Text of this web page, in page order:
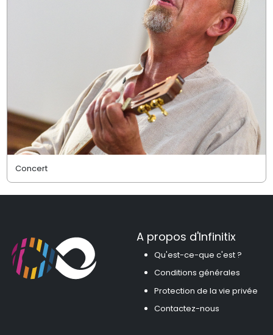
Concert
A propos d'Infinitix
Qu'est-ce-que c'est ?
Conditions générales
Protection de la vie privée
Contactez-nous